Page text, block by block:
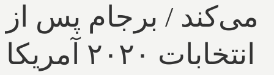
می‌کند / برجام پس از
انتخابات ۲۰۲۰ آمریکا